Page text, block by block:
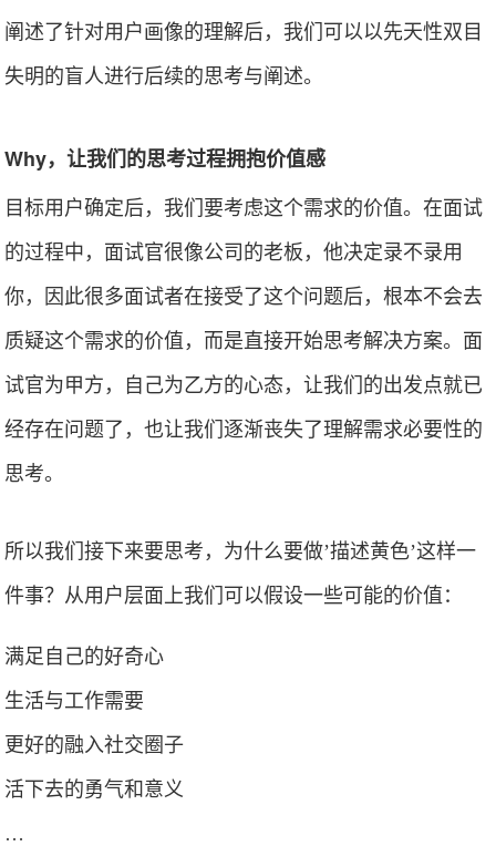
阐述了针对用户画像的理解后，我们可以以先天性双目
失明的盲人进行后续的思考与阐述。
Why，让我们的思考过程拥抱价值感
目标用户确定后，我们要考虑这个需求的价值。在面试
的过程中，面试官很像公司的老板，他决定录不录用
你，因此很多面试者在接受了这个问题后，根本不会去
质疑这个需求的价值，而是直接开始思考解决方案。面
试官为甲方，自己为乙方的心态，让我们的出发点就已
经存在问题了，也让我们逐渐丧失了理解需求必要性的
思考。
所以我们接下来要思考，为什么要做’描述黄色’这样一
件事？从用户层面上我们可以假设一些可能的价值：
满足自己的好奇心
生活与工作需要
更好的融入社交圈子
活下去的勇气和意义
…